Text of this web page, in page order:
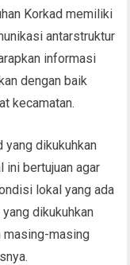
Korkad memiliki
antarstruktur
informasi
dengan baik
kecamatan.
yang dikukuhkan
ini bertujuan agar
lokal yang ada
dikukuhkan
masing-masing